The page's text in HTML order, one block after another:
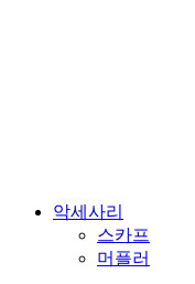
악세사리
스카프
머플러